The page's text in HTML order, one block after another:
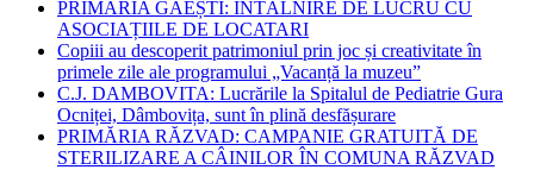
PRIMĂRIA GĂEȘTI: ÎNTÂLNIRE DE LUCRU CU
ASOCIAȚIILE DE LOCATARI
Copiii au descoperit patrimoniul prin joc și creativitate în
primele zile ale programului „Vacanță la muzeu”
C.J. DAMBOVITA: Lucrările la Spitalul de Pediatrie Gura
Ocniței, Dâmbovița, sunt în plină desfășurare
PRIMĂRIA RĂZVAD: CAMPANIE GRATUITĂ DE
STERILIZARE A CÂINILOR ÎN COMUNA RĂZVAD